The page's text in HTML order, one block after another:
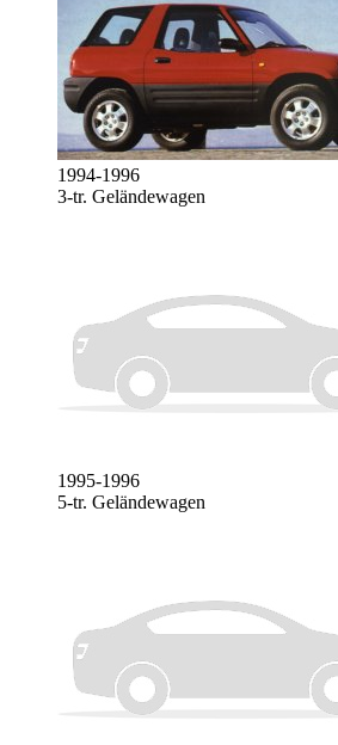
1994-1996
3-tr. Geländewagen
1995-1996
5-tr. Geländewagen